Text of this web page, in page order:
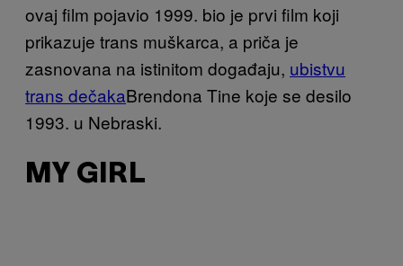
ovaj film pojavio 1999. bio je prvi film koji
prikazuje trans muškarca, a priča je
zasnovana na istinitom događaju, ubistvu
trans dečakaBrendona Tine koje se desilo
1993. u Nebraski.
MY GIRL